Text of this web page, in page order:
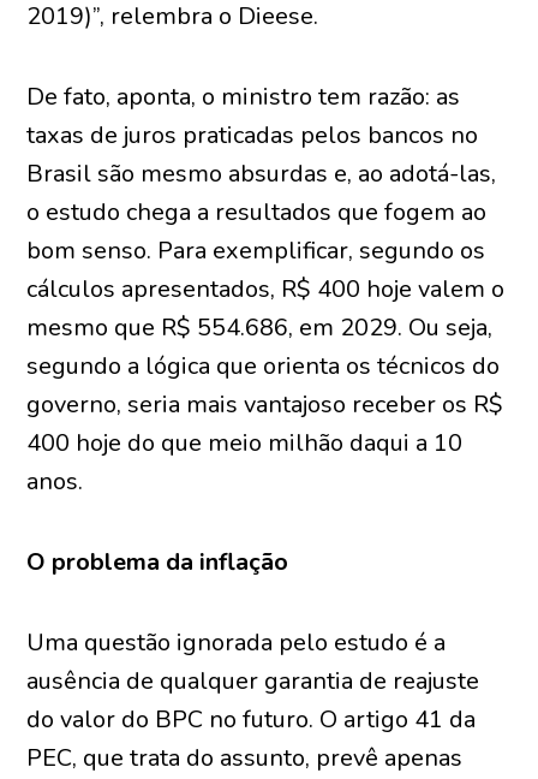
2019)”, relembra o Dieese.
De fato, aponta, o ministro tem razão: as
taxas de juros praticadas pelos bancos no
Brasil são mesmo absurdas e, ao adotá-las,
o estudo chega a resultados que fogem ao
bom senso. Para exemplificar, segundo os
cálculos apresentados, R$ 400 hoje valem o
mesmo que R$ 554.686, em 2029. Ou seja,
segundo a lógica que orienta os técnicos do
governo, seria mais vantajoso receber os R$
400 hoje do que meio milhão daqui a 10
anos.
O problema da inflação
Uma questão ignorada pelo estudo é a
ausência de qualquer garantia de reajuste
do valor do BPC no futuro. O artigo 41 da
PEC, que trata do assunto, prevê apenas